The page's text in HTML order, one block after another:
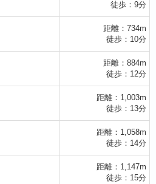
徒歩：9分
距離：734m
徒歩：10分
距離：884m
徒歩：12分
距離：1,003m
徒歩：13分
距離：1,058m
徒歩：14分
距離：1,147m
徒歩：15分